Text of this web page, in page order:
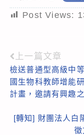
Post Views:
Read
more
articles
上一篇文章
檢送普通型高級中
國生物科教師增能
計畫，邀請有興趣
[轉知] 財團法人白
徵